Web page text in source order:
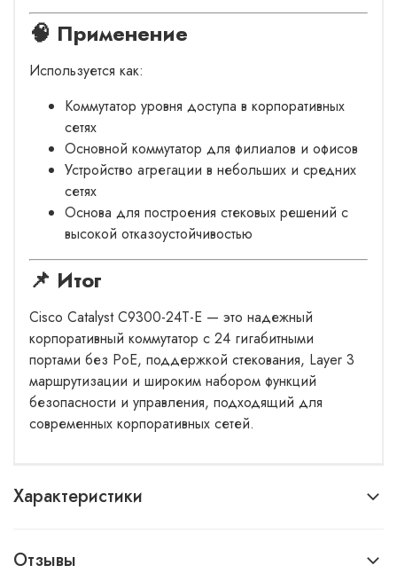
🧠 Применение
Используется как:
Коммутатор уровня доступа в корпоративных
сетях
Основной коммутатор для филиалов и офисов
Устройство агрегации в небольших и средних
сетях
Основа для построения стековых решений с
высокой отказоустойчивостью
📌 Итог
Cisco Catalyst C9300-24T-E — это надежный
корпоративный коммутатор с 24 гигабитными
портами без PoE, поддержкой стекования, Layer 3
маршрутизации и широким набором функций
безопасности и управления, подходящий для
современных корпоративных сетей.
Характеристики
Отзывы